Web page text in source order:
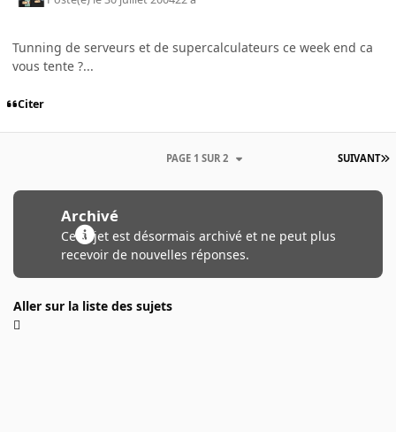
Tunning de serveurs et de supercalculateurs ce week end ca
vous tente ?...
Citer
SUIVANT
PAGE 1 SUR 2
Archivé
Ce sujet est désormais archivé et ne peut plus
recevoir de nouvelles réponses.
Aller sur la liste des sujets